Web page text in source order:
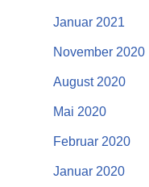
Januar 2021
November 2020
August 2020
Mai 2020
Februar 2020
Januar 2020